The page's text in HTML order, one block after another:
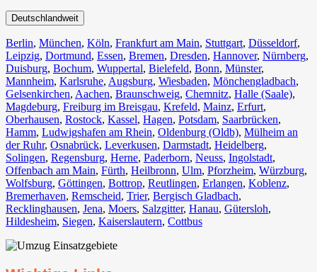
Deutschlandweit
Berlin⁠, München, Köln⁠, Frankfurt am Main, Stuttgart, Düsseldorf,
Leipzig, Dortmund, Essen, Bremen, Dresden, Hannover, Nürnberg,
Duisburg⁠, Bochum, Wuppertal⁠, Bielefeld⁠, Bonn⁠, Münster⁠,
Mannheim, Karlsruhe, Augsburg, Wiesbaden⁠, Mönchengladbach⁠,
Gelsenkirchen⁠, Aachen⁠, Braunschweig, Chemnitz⁠, Halle (Saale)⁠,
Magdeburg, Freiburg im Breisgau⁠, Krefeld⁠, Mainz⁠, Erfurt,
Oberhausen⁠, Rostock⁠, Kassel⁠, Hagen, Potsdam, Saarbrücken⁠,
Hamm, Ludwigshafen am Rhein⁠, Oldenburg (Oldb), Mülheim an
der Ruhr, Osnabrück⁠, Leverkusen, Darmstadt⁠, Heidelberg,
Solingen, Regensburg, Herne⁠, Paderborn, Neuss, Ingolstadt,
Offenbach am Main, Fürth⁠, Heilbronn, Ulm⁠, Pforzheim, Würzburg,
Wolfsburg⁠, Göttingen, Bottrop, Reutlingen, Erlangen⁠, Koblenz,
Bremerhaven⁠, Remscheid, Trier⁠, Bergisch Gladbach,
Recklinghausen, Jena⁠, Moers⁠, Salzgitter⁠, Hanau, Gütersloh,
Hildesheim⁠, Siegen⁠, Kaiserslautern⁠, Cottbus⁠